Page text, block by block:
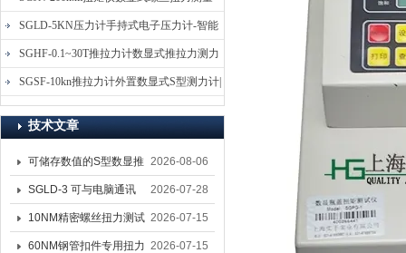
仪-螺栓扭力矩测试仪
SGLD-5KN压力计手持式电子压力计-智能
电子式压力测力计
SGHF-0.1~30T推拉力计数显式推拉力测力
计-数字拉压力双向测力仪
SGSF-10kn推拉力计外置数显式S型测力计|
手持连线式拉压力计
技术文章
可储存数值的S型数显推
拉力计 SGSF-100外置
式测力计
2026-08-06
SGLD-3 可与电脑通讯
的无线测力计 0.03-3T化
工行业用遥控式推拉力
2026-07-28
10NM精密螺丝扭力测试
专用扭矩扳手,产线质检
2026-07-15
60NM钢管扣件专用扭力 2026-07-15